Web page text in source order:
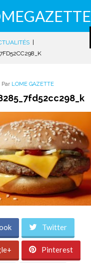
Par LOME GAZETTE
Twitter
Pinterest